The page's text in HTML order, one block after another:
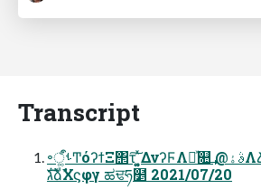
Transcript
৽ࢀऀ͚ͩͲόʔϯΞ΢τ͠ ͔͚͍ͯΔνʔϜΛཱͯ௚͢ @ࣄۀΛՃ଎ͤ͞Δ։ൃνʔϜͮ͘Γ
גࣜձࣾΧϛφγ ಹਢཧ໵ 2021/07/20